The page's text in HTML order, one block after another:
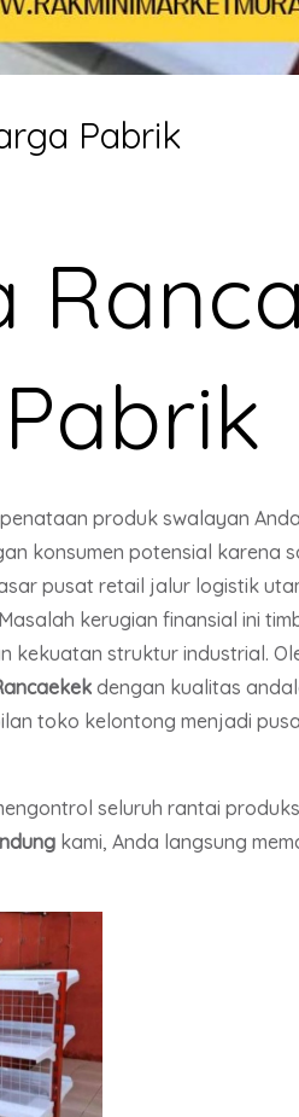
Pabrik
produk swalayan
konsumen potensial karena
pusat retail jalur logistik
kerugian finansial ini
kekuatan struktur industrial.
dengan kualitas
toko kelontong menjadi
seluruh rantai
kami, Anda langsung